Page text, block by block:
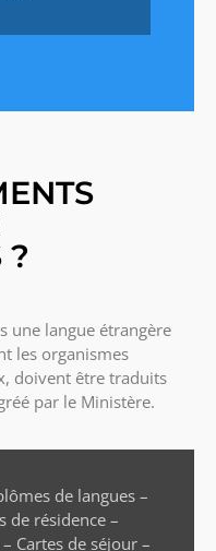
?
une langue étrangère
les organismes
doivent être traduits
par le Ministère.
de langues –
de résidence –
Cartes de séjour –